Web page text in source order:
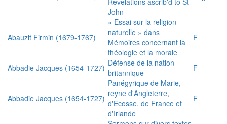
John
Abauzit Firmin (1679-1767)
« Essai sur la religion
naturelle » dans
Mémoires concernant la
théologie et la morale
F
Abbadie Jacques (1654-1727) Défense de la nation
britannique
F
Abbadie Jacques (1654-1727)
Panégyrique de Marie,
reyne d'Angleterre,
d'Ecosse, de France et
d'Irlande
F